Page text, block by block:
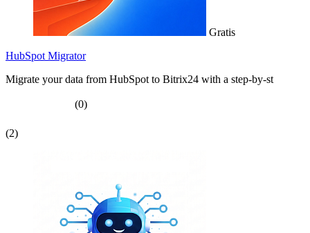
Gratis
HubSpot Migrator
Migrate your data from HubSpot to Bitrix24 with a step-by-st
(0)
(2)